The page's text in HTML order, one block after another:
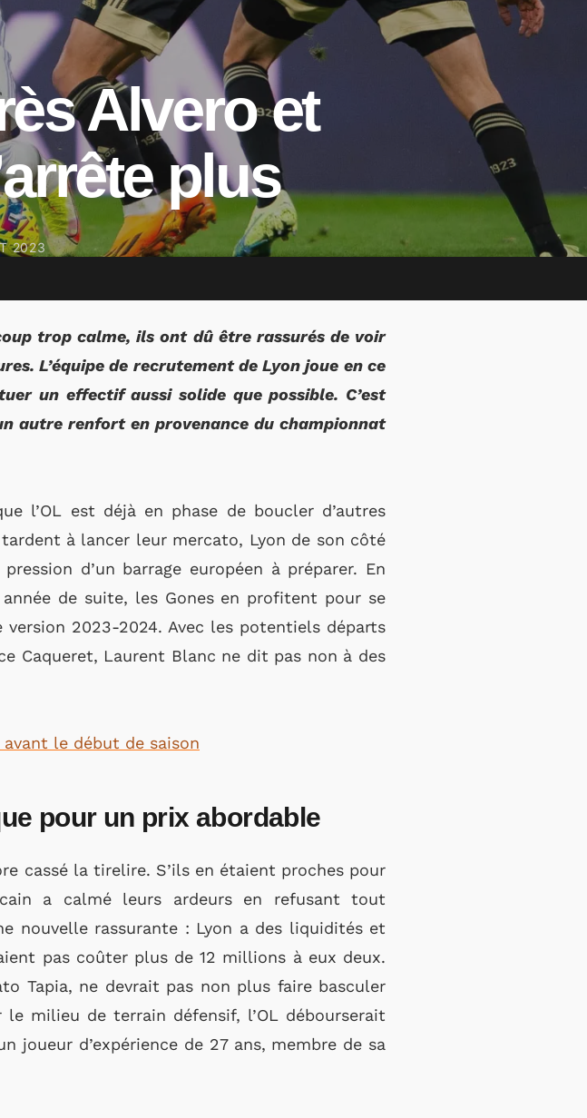
Alvero et
plus
2023
trop calme, ils ont dû être rassurés de voir
L’équipe de recrutement de Lyon joue en ce
un effectif aussi solide que possible. C’est
autre renfort en provenance du championnat
l’OL est déjà en phase de boucler d’autres
à lancer leur mercato, Lyon de son côté
d’un barrage européen à préparer. En
de suite, les Gones en profitent pour se
2023-2024. Avec les potentiels départs
Caqueret, Laurent Blanc ne dit pas non à des
avant le début de saison
pour un prix abordable
cassé la tirelire. S’ils en étaient proches pour
a calmé leurs ardeurs en refusant tout
nouvelle rassurante : Lyon a des liquidités et
pas coûter plus de 12 millions à eux deux.
Tapia, ne devrait pas non plus faire basculer
le milieu de terrain défensif, l’OL débourserait
d’expérience de 27 ans, membre de sa